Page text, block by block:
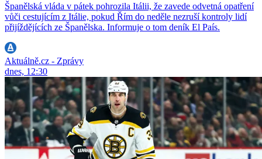
Španělská vláda v pátek pohrozila Itálii, že zavede odvetná opatření
vůči cestujícím z Itálie, pokud Řím do neděle nezruší kontroly lidí
přijíždějících ze Španělska. Informuje o tom deník El País.
Aktuálně.cz - Zprávy
dnes, 12:30